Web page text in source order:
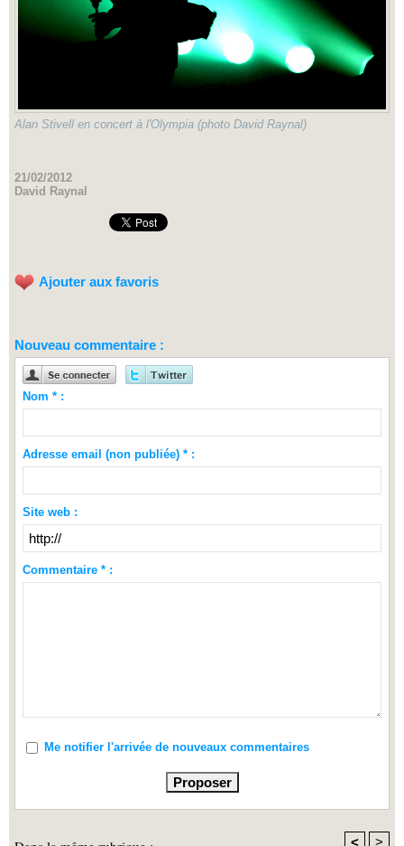
Alan Stivell en concert à l'Olympia (photo David Raynal)
21/02/2012
David Raynal
Ajouter aux favoris
Nouveau commentaire :
Nom * :
Adresse email (non publiée) * :
Site web :
Commentaire * :
Me notifier l'arrivée de nouveaux commentaires
< >